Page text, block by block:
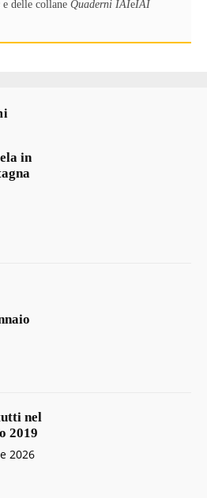
e delle collane Quaderni IAIeIAI
in
nel
2019
2026